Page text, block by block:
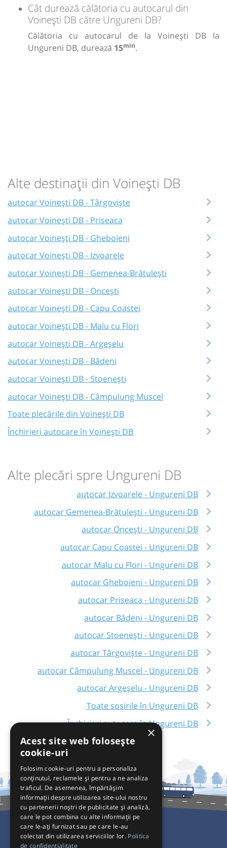
Cât durează călătoria cu autocarul din
Voinești DB către Ungureni DB?
Călătoria cu autocarul de la Voinești DB la
Ungureni DB, durează 15min.
Alte destinații din Voinești DB
autocar Voinești DB - Târgoviște
autocar Voinești DB - Priseaca
autocar Voinești DB - Gheboieni
autocar Voinești DB - Izvoarele
autocar Voinești DB - Gemenea-Brătulești
autocar Voinești DB - Oncești
autocar Voinești DB - Capu Coastei
autocar Voinești DB - Malu cu Flori
autocar Voinești DB - Argeșelu
autocar Voinești DB - Bădeni
autocar Voinești DB - Stoenești
autocar Voinești DB - Câmpulung Muscel
Toate plecările din Voinești DB
Închirieri autocare în Voinești DB
Alte plecări spre Ungureni DB
autocar Izvoarele - Ungureni DB
autocar Gemenea-Brătulești - Ungureni DB
autocar Oncești - Ungureni DB
autocar Capu Coastei - Ungureni DB
autocar Malu cu Flori - Ungureni DB
autocar Gheboieni - Ungureni DB
autocar Priseaca - Ungureni DB
autocar Bădeni - Ungureni DB
autocar Stoenești - Ungureni DB
autocar Târgoviște - Ungureni DB
autocar Câmpulung Muscel - Ungureni DB
autocar Argeșelu - Ungureni DB
Toate sosirile în Ungureni DB
Închirieri autocare în Ungureni DB
Pentru Călători
×
Acest site web folosește
cookie-uri
Folosim cookie-uri pentru a personaliza
conținutul, reclamele și pentru a ne analiza
traficul. De asemenea, împărtășim
informații despre utilizarea site-ului nostru
cu partenerii noștri de publicitate și analiză,
care le pot combina cu alte informații pe
care le-ați furnizat sau pe care le-au
colectat din utilizarea serviciilor lor. Politica
de confidențialitate